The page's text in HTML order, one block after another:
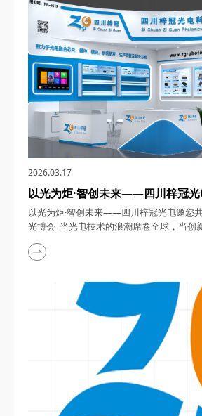
2026.03.17
以光为炬·智创未来——四川梓冠
慕尼黑上海光博会
以光为炬·智创未来——四川梓冠光电邀您
光博会 当光电技术的浪潮席卷全球，当创
业，2026年3月18日至20日，第二十一届慕
以“光启新元·势引未来”为主题，在上海新
球顶尖企业、前沿技术与行业精英的盛宴
势、探索合作机遇的绝佳平台。&n...